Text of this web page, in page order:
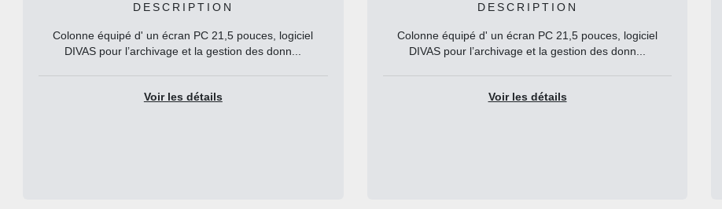
DESCRIPTION
Colonne équipé d' un écran PC 21,5 pouces, logiciel
DIVAS pour l’archivage et la gestion des donn...
Voir les détails
CARACTÉRISTIQUES
Année: 2014
DESCRIPTION
La Stryker L9000 LED est une source de lumière froide à